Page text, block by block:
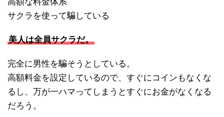
サクラを使って騙している
美人は全員サクラだ。
完全に男性を騙そうとしている。
高額料金を設定しているので、すぐにコインもなくな
るし、万が一ハマってしまうとすぐにお金がなくなる
だろう。